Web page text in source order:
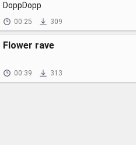
DoppDopp
00:25 309
Flower rave
00:39 313